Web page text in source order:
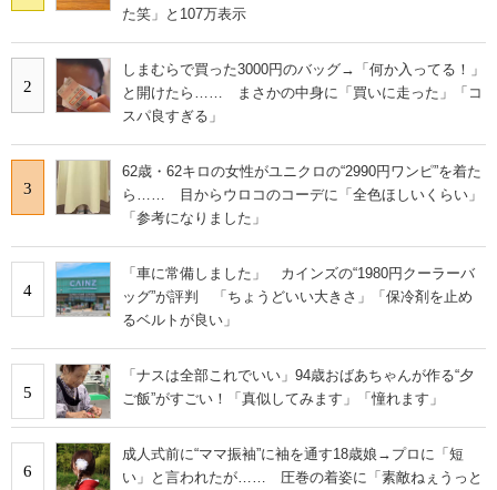
た笑」と107万表示
2
しまむらで買った3000円のバッグ→「何か入ってる！」
と開けたら…… まさかの中身に「買いに走った」「コ
スパ良すぎる」
3
62歳・62キロの女性がユニクロの“2990円ワンピ”を着た
ら…… 目からウロコのコーデに「全色ほしいくらい」
「参考になりました」
4
「車に常備しました」 カインズの“1980円クーラーバ
ッグ”が評判 「ちょうどいい大きさ」「保冷剤を止め
るベルトが良い」
5
「ナスは全部これでいい」94歳おばあちゃんが作る“夕
ご飯”がすごい！「真似してみます」「憧れます」
6
成人式前に“ママ振袖”に袖を通す18歳娘→プロに「短
い」と言われたが…… 圧巻の着姿に「素敵ねぇうっと